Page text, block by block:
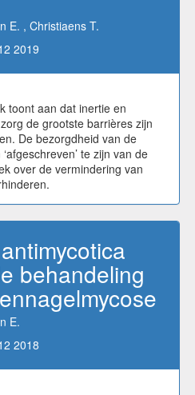
E. , Christiaens T.
2019
toont aan dat inertie en
de grootste barrières zijn
De bezorgdheid van de
te zijn van de
over de vermindering van
behandeling
E.
2018